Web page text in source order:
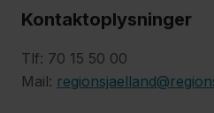
Kontaktoplysninger
Tlf: 70 15 50 00
Mail: